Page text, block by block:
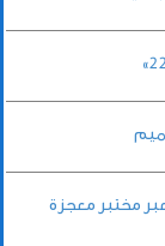
مختبر معجزة